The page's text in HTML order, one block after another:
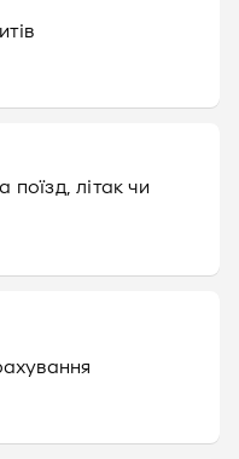
поїзд, літак чи